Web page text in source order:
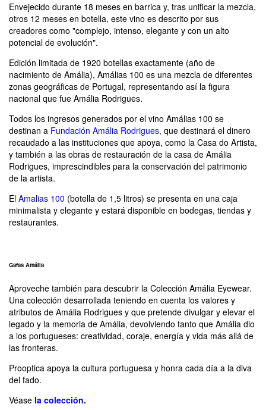
Envejecido durante 18 meses en barrica y, tras unificar la mezcla,
otros 12 meses en botella, este vino es descrito por sus
creadores como "complejo, intenso, elegante y con un alto
potencial de evolución".
Edición limitada de 1920 botellas exactamente (año de
nacimiento de Amália), Amálias 100 es una mezcla de diferentes
zonas geográficas de Portugal, representando así la figura
nacional que fue Amália Rodrigues.
Todos los ingresos generados por el vino Amálias 100 se
destinan a Fundación Amália Rodrigues, que destinará el dinero
recaudado a las instituciones que apoya, como la Casa do Artista,
y también a las obras de restauración de la casa de Amália
Rodrigues, imprescindibles para la conservación del patrimonio
de la artista.
El Amalias 100 (botella de 1,5 litros) se presenta en una caja
minimalista y elegante y estará disponible en bodegas, tiendas y
restaurantes.
Gafas Amália
Aproveche también para descubrir la Colección Amália Eyewear.
Una colección desarrollada teniendo en cuenta los valores y
atributos de Amália Rodrigues y que pretende divulgar y elevar el
legado y la memoria de Amália, devolviendo tanto que Amália dio
a los portugueses: creatividad, coraje, energía y vida más allá de
las fronteras.
Prooptica apoya la cultura portuguesa y honra cada día a la diva
del fado.
Véase la colección.